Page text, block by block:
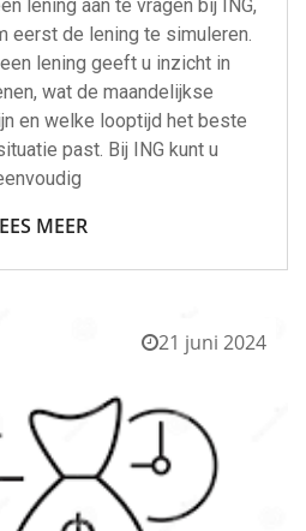
lening aan te vragen bij ING,
eerst de lening te simuleren.
lening geeft u inzicht in
wat de maandelijkse
en welke looptijd het beste
past. Bij ING kunt u
MEER
21 juni 2024